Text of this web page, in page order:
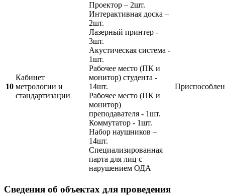
10
Кабинет
метрологии и
стандартизации
Проектор – 2шт.
Интерактивная доска –
2шт.
Лазерный принтер -
3шт.
Акустическая система -
1шт.
Рабочее место (ПК и
монитор) студента -
14шт.
Рабочее место (ПК и
монитор)
преподавателя - 1шт.
Коммутатор - 1шт.
Набор наушников –
14шт.
Специализированная
парта для лиц с
нарушением ОДА
Приспособлен
Сведения об объектах для проведения